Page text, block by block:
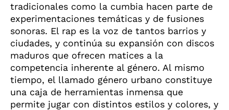
tradicionales como la cumbia hacen parte de
experimentaciones temáticas y de fusiones
sonoras. El rap es la voz de tantos barrios y
ciudades, y continúa su expansión con discos
maduros que ofrecen matices a la
competencia inherente al género. Al mismo
tiempo, el llamado género urbano constituye
una caja de herramientas inmensa que
permite jugar con distintos estilos y colores, y